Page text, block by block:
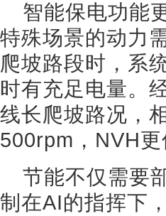
智能保电功能
特殊场景的动力
爬坡路段时，系
时有充足电量。
线长爬坡路况，
500rpm，NVH
节能不仅需要
制在AI的指挥下